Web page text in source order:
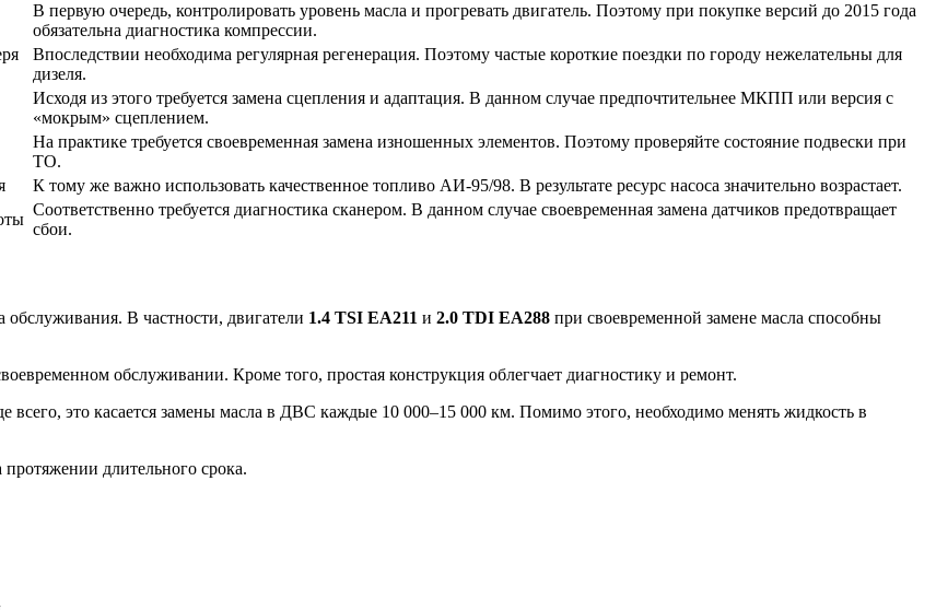
В первую очередь, контролировать уровень масла и прогревать двигатель. Поэтому при покупке версий до 2015 года
обязательна диагностика компрессии.
Впоследствии необходима регулярная регенерация. Поэтому частые короткие поездки по городу нежелательны для
дизеля.
Исходя из этого требуется замена сцепления и адаптация. В данном случае предпочтительнее МКПП или версия с
«мокрым» сцеплением.
На практике требуется своевременная замена изношенных элементов. Поэтому проверяйте состояние подвески при
ТО.
К тому же важно использовать качественное топливо АИ-95/98. В результате ресурс насоса значительно возрастает.
Соответственно требуется диагностика сканером. В данном случае своевременная замена датчиков предотвращает
сбои.
обслуживания. В частности, двигатели 1.4 TSI EA211 и 2.0 TDI EA288 при своевременной замене масла способны
обслуживании. Кроме того, простая конструкция облегчает диагностику и ремонт.
это касается замены масла в ДВС каждые 10 000–15 000 км. Помимо этого, необходимо менять жидкость в
длительного срока.